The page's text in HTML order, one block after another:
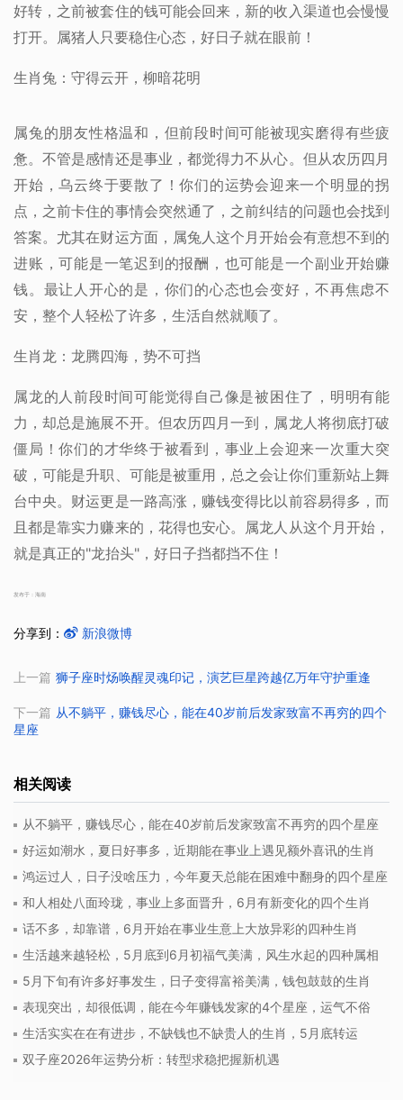
好转，之前被套住的钱可能会回来，新的收入渠道也会慢慢
打开。属猪人只要稳住心态，好日子就在眼前！
生肖兔：守得云开，柳暗花明
属兔的朋友性格温和，但前段时间可能被现实磨得有些疲
惫。不管是感情还是事业，都觉得力不从心。但从农历四月
开始，乌云终于要散了！你们的运势会迎来一个明显的拐
点，之前卡住的事情会突然通了，之前纠结的问题也会找到
答案。尤其在财运方面，属兔人这个月开始会有意想不到的
进账，可能是一笔迟到的报酬，也可能是一个副业开始赚
钱。最让人开心的是，你们的心态也会变好，不再焦虑不
安，整个人轻松了许多，生活自然就顺了。
生肖龙：龙腾四海，势不可挡
属龙的人前段时间可能觉得自己像是被困住了，明明有能
力，却总是施展不开。但农历四月一到，属龙人将彻底打破
僵局！你们的才华终于被看到，事业上会迎来一次重大突
破，可能是升职、可能是被重用，总之会让你们重新站上舞
台中央。财运更是一路高涨，赚钱变得比以前容易得多，而
且都是靠实力赚来的，花得也安心。属龙人从这个月开始，
就是真正的"龙抬头"，好日子挡都挡不住！
发布于：海南
分享到： 新浪微博
上一篇 狮子座时炀唤醒灵魂印记，演艺巨星跨越亿万年守护重逢
下一篇 从不躺平，赚钱尽心，能在40岁前后发家致富不再穷的四个
星座
相关阅读
从不躺平，赚钱尽心，能在40岁前后发家致富不再穷的四个星座
好运如潮水，夏日好事多，近期能在事业上遇见额外喜讯的生肖
鸿运过人，日子没啥压力，今年夏天总能在困难中翻身的四个星座
和人相处八面玲珑，事业上多面晋升，6月有新变化的四个生肖
话不多，却靠谱，6月开始在事业生意上大放异彩的四种生肖
生活越来越轻松，5月底到6月初福气美满，风生水起的四种属相
5月下旬有许多好事发生，日子变得富裕美满，钱包鼓鼓的生肖
表现突出，却很低调，能在今年赚钱发家的4个星座，运气不俗
生活实实在在有进步，不缺钱也不缺贵人的生肖，5月底转运
双子座2026年运势分析：转型求稳把握新机遇